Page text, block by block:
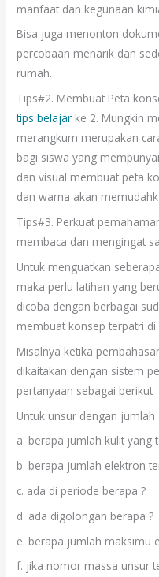
manfaat dan kegunaan
Bisa juga menonton
percobaan menarik dan
rumah.
Tips#2. Membuat Peta
tips belajar ke 2. Mungkin
merangkum merupakan
bagi siswa yang
dan visual membuat peta
dan warna akan
Tips#3. Perkuat
membaca dan mengingat
Untuk menguatkan
maka perlu latihan yang
dicoba dengan berbagai
membuat konsep terpatri di
Misalnya ketika
dikaitakan dengan sistem
pertanyaan sebagai berikut
Untuk unsur dengan
a. berapa jumlah kulit yang
b. berapa jumlah elektron
c. ada di periode berapa ?
d. ada digolongan berapa ?
e. berapa jumlah maksimu
f. jika nomor massa unsur